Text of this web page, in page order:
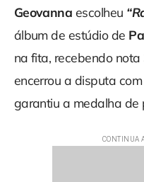
Geovanna escolheu
álbum de estúdio de
na fita, recebendo
encerrou a disputa
garantiu a medalha de